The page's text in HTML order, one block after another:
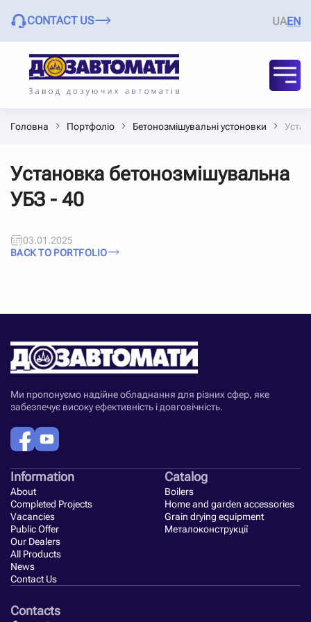
CONTACT US UAEN
Головна Портфоліо Бетонозмішувальні устоновки
Установка бетонозмішувальна
УБЗ - 40
03.01.2025
BACK TO PORTFOLIO
Ми пропонуємо надійне обладнання для різних сфер, яке
забезпечує високу ефективність і довговічність.
Information
About
Completed Projects
Vacancies
Public Offer
Our Dealers
All Products
News
Contact Us
Catalog
Boilers
Home and garden accessories
Grain drying equipment
Металоконструкції
Contacts